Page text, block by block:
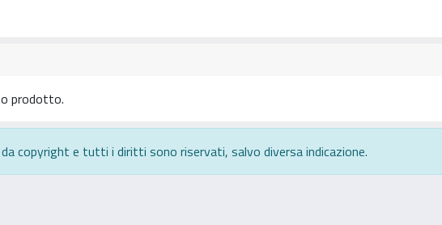
prodotto.
copyright e tutti i diritti sono riservati, salvo diversa indicazione.